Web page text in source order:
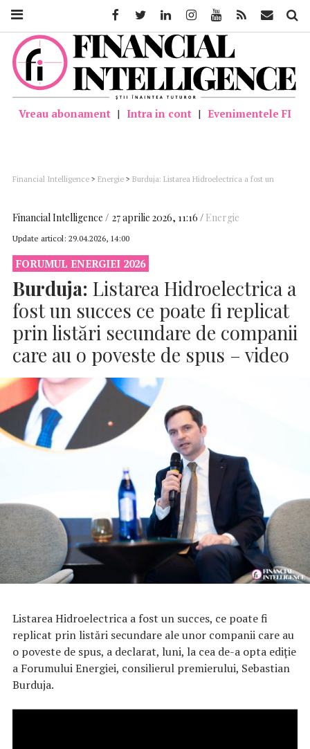
Vreau abonament | Intra in cont | Evenimentele FI
Financial Intelligence > Energie > Burduja: Listarea Hidroelectrica a fost un
Financial Intelligence 27 aprilie 2026, 11:16 Energie
Update articol: 29.04.2026, 14:00
FORUMUL ENERGIEI 2026
Burduja: Listarea Hidroelectrica a
fost un succes ce poate fi replicat
prin listări secundare de companii
care au o poveste de spus – video
Listarea Hidroelectrica a fost un succes, ce poate fi
replicat prin listări secundare ale unor companii care au
o poveste de spus, a declarat, luni, la cea de-a opta ediţie
a Forumului Energiei, consilierul premierului, Sebastian
Burduja.
FacebookTwitter LinkedinInstagramYoutube Feed Mail